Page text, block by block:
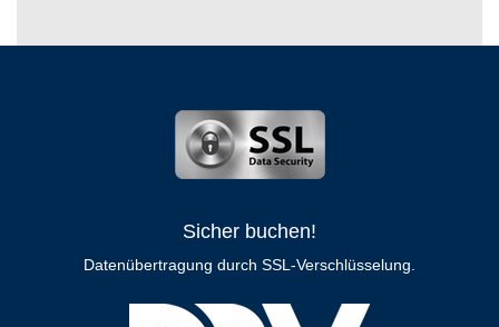
Sicher buchen!
Datenübertragung durch SSL-Verschlüsselung.